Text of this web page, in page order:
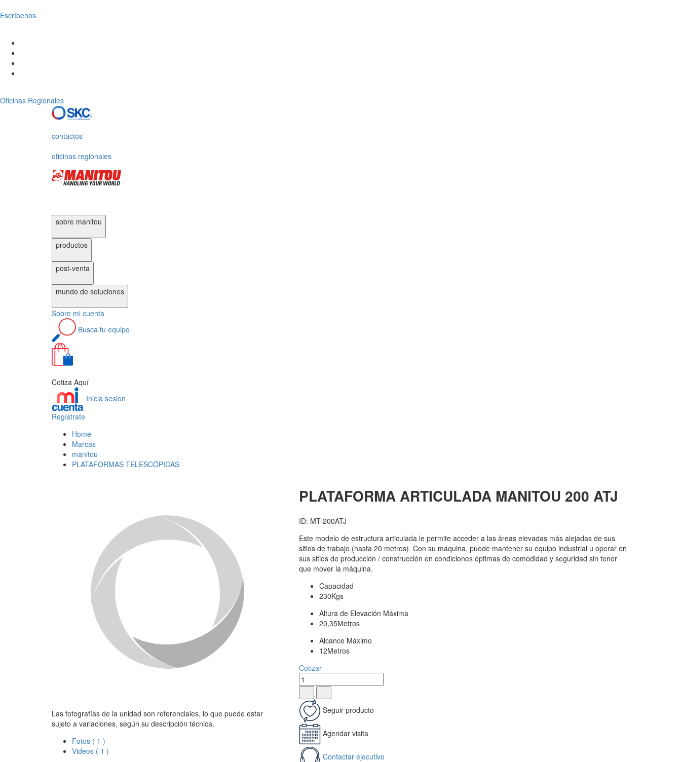
Escríbenos
Oficinas Regionales
contactos
oficinas regionales
sobre manitou
productos
post-venta
mundo de soluciones
Sobre mi cuenta
Busca tu equipo
Cotiza Aquí
Inicia sesion
Regístrate
Home
Marcas
manitou
PLATAFORMAS TELESCÓPICAS
Las fotografías de la unidad son referenciales, lo que puede estar
sujeto a variaciones, según su descripción técnica.
Fotos ( 1 )
Videos ( 1 )
PLATAFORMA ARTICULADA MANITOU 200 ATJ
ID: MT-200ATJ
Este modelo de estructura articulada le permite acceder a las áreas elevadas más alejadas de sus
sitios de trabajo (hasta 20 metros). Con su máquina, puede mantener su equipo industrial u operar en
sus sitios de producción / construcción en condiciones óptimas de comodidad y seguridad sin tener
que mover la máquina.
Capacidad
230Kgs
Altura de Elevación Máxima
20,35Metros
Alcance Máximo
12Metros
Cotizar
Seguir producto
Agendar visita
Contactar ejecutivo